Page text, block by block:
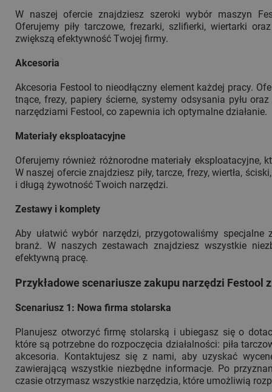
W naszej ofercie znajdziesz szeroki wybór maszyn
Oferujemy piły tarczowe, frezarki, szlifierki, wiertarki
zwiększą efektywność Twojej firmy.
Akcesoria
Akcesoria Festool to nieodłączny element każdej pracy.
tnące, frezy, papiery ścierne, systemy odsysania pyłu
narzędziami Festool, co zapewnia ich optymalne działanie.
Materiały eksploatacyjne
Oferujemy również różnorodne materiały eksploatacyjne,
W naszej ofercie znajdziesz piły, tarcze, frezy, wiertła,
i długą żywotność Twoich narzędzi.
Zestawy i komplety
Aby ułatwić wybór narzędzi, przygotowaliśmy
branż. W naszych zestawach znajdziesz wszystkie
efektywną pracę.
Przykładowe scenariusze zakupu narzędzi Festool
Scenariusz 1: Nowa firma stolarska
Planujesz otworzyć firmę stolarską i ubiegasz się o
które są potrzebne do rozpoczęcia działalności: piła
akcesoria. Kontaktujesz się z nami, aby uzyskać
zawierającą wszystkie niezbędne informacje. Po
czasie otrzymasz wszystkie narzędzia, które umożliwią